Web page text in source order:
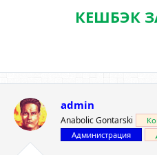
КЕШБЭК
admin
Anabolic Gontarski
Администрация